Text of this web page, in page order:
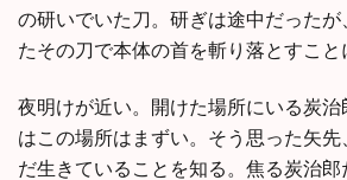
の研いでいた刀。研ぎは途中だったが
たその刀で本体の首を斬り落とすこと
夜明けが近い。開けた場所にいる炭
はこの場所はまずい。そう思った矢先
だ生きていることを知る。焦る炭治